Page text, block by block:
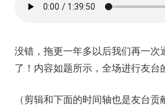
没错，拖更一年多以后我们再一次
了！内容如题所示，全场进行友台
（剪辑和下面的时间轴也是友台贡